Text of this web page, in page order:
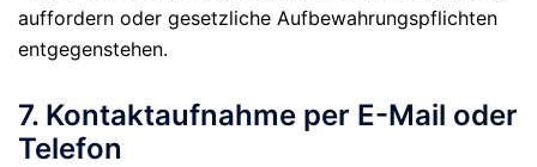
auffordern oder gesetzliche Aufbewahrungspflichten
entgegenstehen.
7. Kontaktaufnahme per E-Mail oder
Telefon